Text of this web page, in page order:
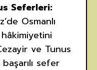
Seferleri:
Osmanlı
ve Tunus
sefer